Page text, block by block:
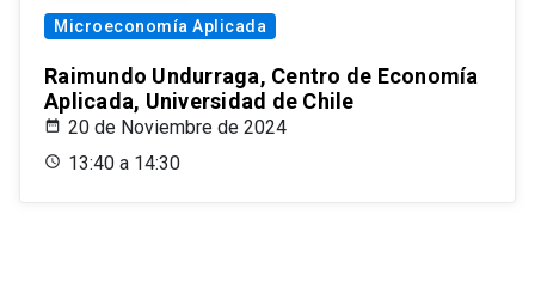
Microeconomía Aplicada
Raimundo Undurraga, Centro de Economía
Aplicada, Universidad de Chile
20 de Noviembre de 2024
13:40 a 14:30